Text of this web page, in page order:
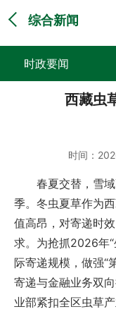
综合新闻
时政要闻
媒体聚焦西藏虫
时间：
春夏交替，雪域
季。冬虫夏草作为
值高昂，对寄递时
求。为抢抓2026年
际寄递规模，做强“
寄递与金融业务双
业部紧扣全区虫草